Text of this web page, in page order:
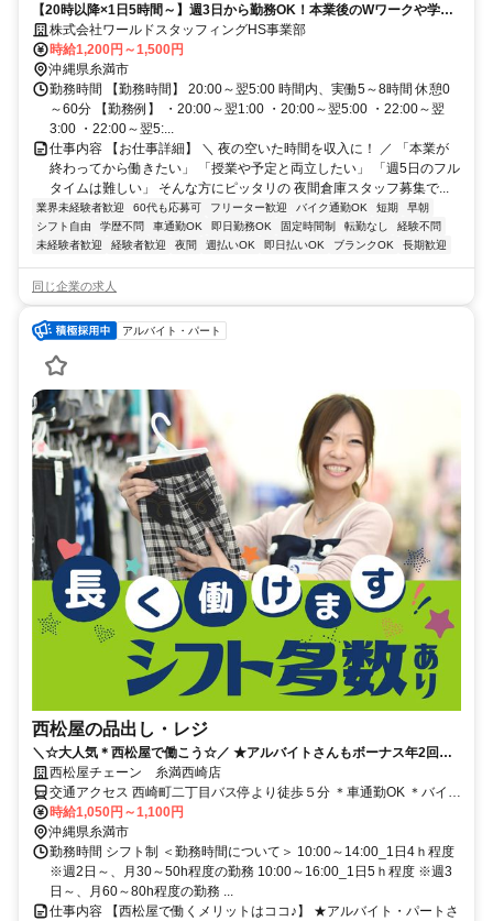
【20時以降×1日5時間～】週3日から勤務OK！本業後のWワークや学校
との両立にも◎配送先を確認して荷物を分ける夜間仕分けスタッフ
株式会社ワールドスタッフィングHS事業部
時給1,200円～1,500円
沖縄県糸満市
勤務時間 【勤務時間】 20:00～翌5:00 時間内、実働5～8時間 休憩0
～60分 【勤務例】 ・20:00～翌1:00 ・20:00～翌5:00 ・22:00～翌
3:00 ・22:00～翌5:...
仕事内容 【お仕事詳細】 ＼ 夜の空いた時間を収入に！ ／ 「本業が
終わってから働きたい」 「授業や予定と両立したい」 「週5日のフル
タイムは難しい」 そんな方にピッタリの 夜間倉庫スタッフ募集で...
業界未経験者歓迎 60代も応募可 フリーター歓迎 バイク通勤OK 短期
早朝
シフト自由
学歴不問 車通勤OK 即日勤務OK 固定時間制 転勤なし
経験不問
未経験者歓迎
経験者歓迎 夜間 週払いOK 即日払いOK ブランクOK 長期歓迎
同じ企業の求人
アルバイト・パート
西松屋の品出し・レジ
＼☆大人気＊西松屋で働こう☆／ ★アルバイトさんもボーナス年2回！
★時間固定だから私生活と両立OK 西松屋チェーン 糸満西崎店
西松屋チェーン 糸満西崎店
交通アクセス 西崎町二丁目バス停より徒歩５分 ＊車通勤OK ＊バイク
通勤OK ＊自転車通勤OK
時給1,050円～1,100円
沖縄県糸満市
勤務時間 シフト制 ＜勤務時間について＞ 10:00～14:00_1日4ｈ程度
※週2日～、月30～50h程度の勤務 10:00～16:00_1日5ｈ程度 ※週3
日～、月60～80h程度の勤務 ...
仕事内容 【西松屋で働くメリットはココ♪】 ★アルバイト・パートさ